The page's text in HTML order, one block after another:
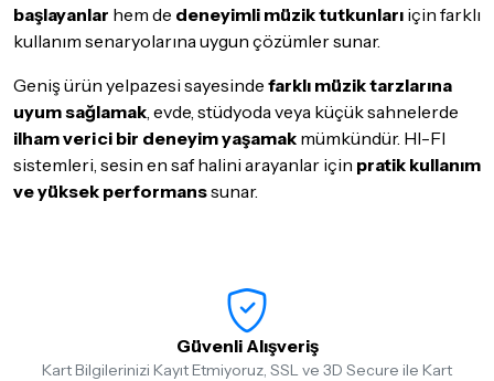
başlayanlar hem de deneyimli müzik tutkunları için farklı
kullanım senaryolarına uygun çözümler sunar.
Geniş ürün yelpazesi sayesinde farklı müzik tarzlarına
uyum sağlamak, evde, stüdyoda veya küçük sahnelerde
ilham verici bir deneyim yaşamak mümkündür. HI-FI
sistemleri, sesin en saf halini arayanlar için pratik kullanım
ve yüksek performanssunar.
Güvenli Alışveriş
Kart Bilgilerinizi Kayıt Etmiyoruz, SSL ve 3D Secure ile Kart